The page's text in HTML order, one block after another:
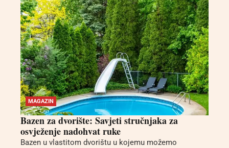
MAGAZIN
Bazen za dvorište: Savjeti stručnjaka za
osvježenje nadohvat ruke
Bazen u vlastitom dvorištu u kojemu možemo